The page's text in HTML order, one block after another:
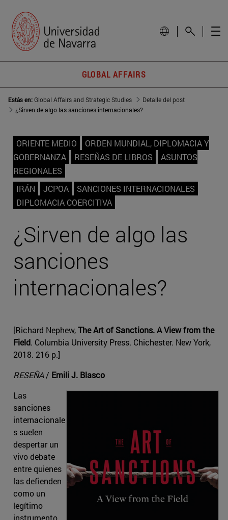
GLOBAL AFFAIRS
Estás en:Global Affairs and Strategic Studies
Detalle del post
¿Sirven de algo las sanciones internacionales?
ORIENTE MEDIO
ORDEN MUNDIAL, DIPLOMACIA Y
GOBERNANZA
RESEÑAS DE LIBROS
ASUNTOS
REGIONALES
IRÁN
JCPOA
SANCIONES INTERNACIONALES
DIPLOMACIA COERCITIVA
¿Sirven de algo las
sanciones
internacionales?
[Richard Nephew,The Art of Sanctions. A View from the
Field. Columbia University Press. Chichester. New York,
2018. 216 p.]
RESEÑA / Emili J. Blasco
Las
sanciones
internacionale
s suelen
despertar un
vivo debate
entre quienes
las defienden
como un
legítimo
instrumento